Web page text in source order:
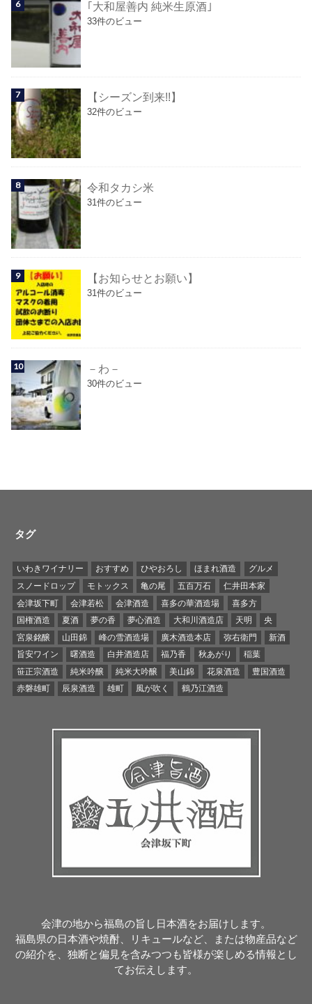
｢大和屋善内 純米生原酒｣
33件のビュー
【シーズン到来!!】
32件のビュー
令和タカシ米
31件のビュー
【お知らせとお願い】
31件のビュー
－わ－
30件のビュー
タグ
いわきワイナリー おすすめ ひやおろし ほまれ酒造
グルメ
スノードロップ
モトックス 亀の尾 五百万石
仁井田本家
会津坂下町
会津若松 会津酒造 喜多の華酒造場
喜多方
国権酒造
夏酒 夢の香 夢心酒造 大和川酒造店 天明
央
宮泉銘醸
山田錦 峰の雪酒造場 廣木酒造本店 弥右衛門
新酒
旨安ワイン
曙酒造 白井酒造店 福乃香 秋あがり
稲葉
笹正宗酒造
純米吟醸 純米大吟醸 美山錦 花泉酒造
豊国酒造
赤磐雄町
辰泉酒造 雄町 風が吹く 鶴乃江酒造
会津の地から福島の旨し日本酒をお届けします。
福島県の日本酒や焼酎、リキュールなど、または物産品など
の紹介を、独断と偏見を含みつつも皆様が楽しめる情報とし
てお伝えします。